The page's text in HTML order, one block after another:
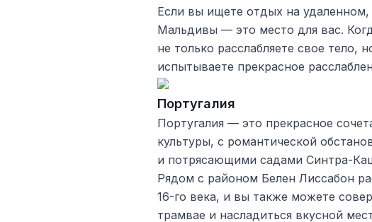
Если вы ищете отдых на
Мальдивы — это место для вас.
не только расслабляете свое тело,
испытываете прекрасное
Португалия
Португалия — это прекрасное
культуры, с романтической
и потрясающими садами Синтра-
Рядом с районом Белен Лиссабон
16-го века, и вы также можете
трамвае и насладиться вкусной